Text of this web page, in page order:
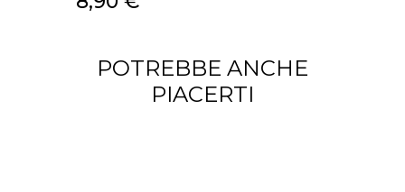
POTREBBE ANCHE
PIACERTI